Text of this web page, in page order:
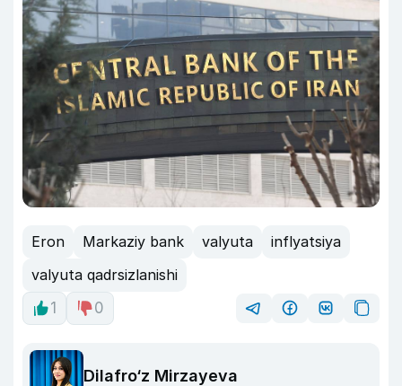
Eron Markaziy bank valyuta
inflyatsiya
valyuta qadrsizlanishi
1
0
Dilafro‘z Mirzayeva